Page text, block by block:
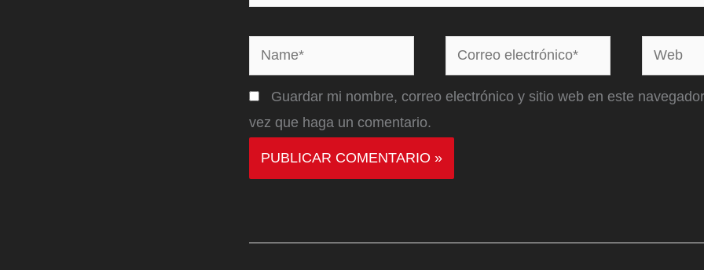
Name*
Correo
electrónico*
Web
Guardar mi nombre, correo electrónico y sitio web en este
vez que haga un comentario.